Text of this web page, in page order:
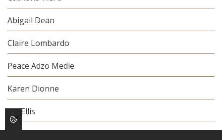
Abigail Dean
Claire Lombardo
Peace Adzo Medie
Karen Dionne
Joy Ellis
Winifred Watson